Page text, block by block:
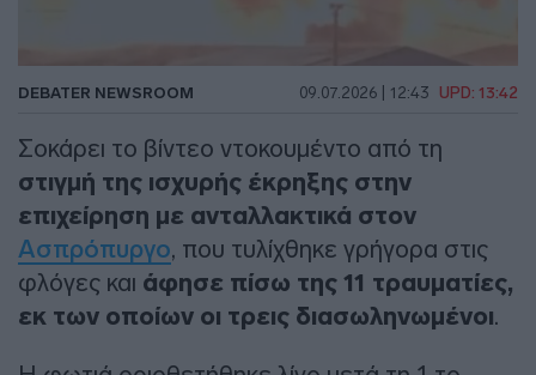
DEBATER NEWSROOM 09.07.2026 | 12:43 UPD: 13:42
Σοκάρει το βίντεο ντοκουμέντο από τη
στιγμή της ισχυρής έκρηξης στην
επιχείρηση με ανταλλακτικά στον
Ασπρόπυργο, που τυλίχθηκε γρήγορα στις
φλόγες και άφησε πίσω της 11 τραυματίες,
εκ των οποίων οι τρεις διασωληνωμένοι.